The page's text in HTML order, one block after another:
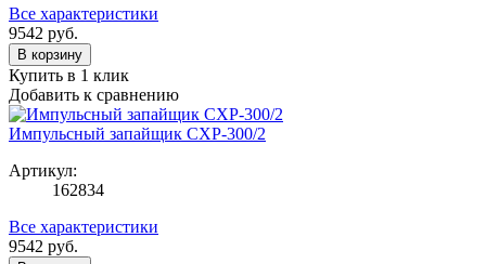
Все характеристики
9542 руб.
В корзину
Купить в 1 клик
Добавить к сравнению
Импульсный запайщик CXP-300/2
Артикул:
162834
Все характеристики
9542 руб.